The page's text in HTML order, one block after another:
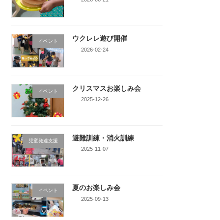
イベント ウクレレ遊び開催
2026-02-24
イベント クリスマスお楽しみ会
2025-12-26
児童発達支援 避難訓練・消火訓練
2025-11-07
イベント 夏のお楽しみ会
2025-09-13